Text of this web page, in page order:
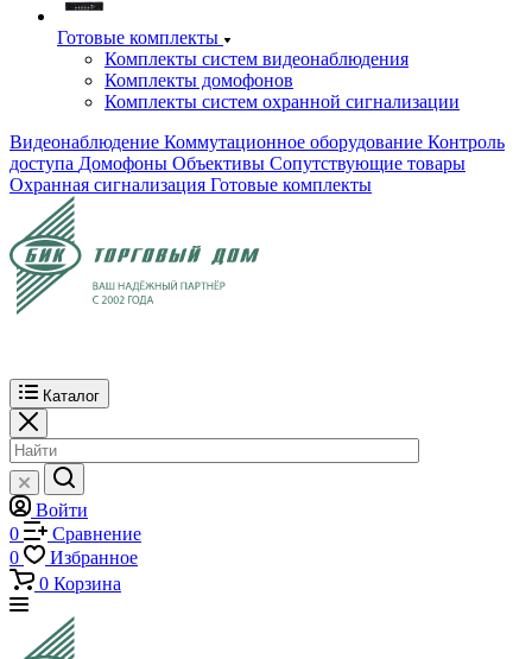
Готовые комплекты
Комплекты систем видеонаблюдения
Комплекты домофонов
Комплекты систем охранной сигнализации
Видеонаблюдение Коммутационное оборудование Контроль
доступа Домофоны Объективы Сопутствующие товары
Охранная сигнализация Готовые комплекты
Каталог
Войти
0
Сравнение
0
Избранное
0 Корзина